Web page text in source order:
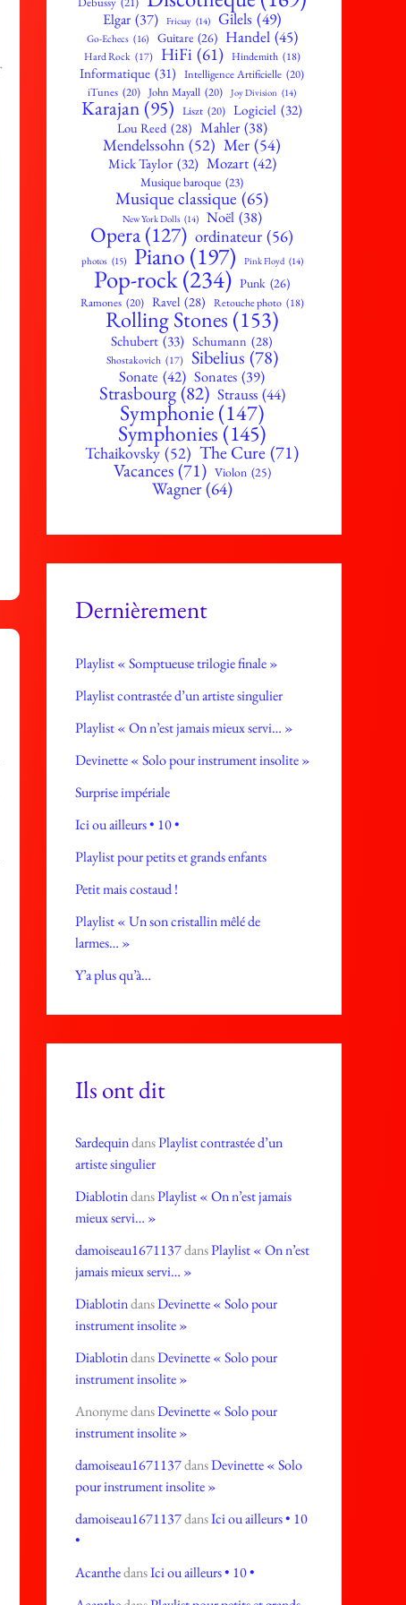
Elgar (37) Fricsay (14) Gilels (49)
Go-Echecs (16) Guitare (26) Handel (45)
Hard Rock (17) HiFi (61) Hindemith (18)
Informatique (31) Intelligence Artificielle (20)
iTunes (20) John Mayall (20) Joy Division (14)
Karajan(95) Liszt (20) Logiciel (32)
Lou Reed (28) Mahler (38)
Mendelssohn (52) Mer (54)
Mick Taylor (32) Mozart (42)
Musique baroque (23)
Musique classique (65)
New York Dolls (14) Noël (38)
Opera (127) ordinateur (56)
photos (15) Piano (197) Pink Floyd (14)
Pop-rock(234) Punk (26)
Ramones (20) Ravel (28) Retouche photo (18)
Rolling Stones (153)
Schubert (33) Schumann (28)
Shostakovich (17) Sibelius (78)
Sonate (42) Sonates (39)
Strasbourg (82) Strauss (44)
Symphonie (147)
Symphonies(145)
Tchaikovsky (52) The Cure(71)
Vacances (71) Violon (25)
Wagner (64)
Dernièrement
Playlist « Somptueuse trilogie finale »
Playlist contrastée d’un artiste singulier
Playlist « On n’est jamais mieux servi… »
Devinette « Solo pour instrument insolite »
Surprise impériale
Ici ou ailleurs • 10 •
Playlist pour petits et grands enfants
Petit mais costaud !
Playlist « Un son cristallin mêlé de
larmes… »
Y’a plus qu’à…
Ils ont dit
SardequindansPlaylist contrastée d’un
artiste singulier
DiablotindansPlaylist « On n’est jamais
mieux servi… »
damoiseau1671137dansPlaylist « On n’est
jamais mieux servi… »
DiablotindansDevinette « Solo pour
instrument insolite »
DiablotindansDevinette « Solo pour
instrument insolite »
AnonymedansDevinette « Solo pour
instrument insolite »
damoiseau1671137dansDevinette « Solo
pour instrument insolite »
damoiseau1671137dansIci ou ailleurs • 10
•
AcanthedansIci ou ailleurs • 10 •